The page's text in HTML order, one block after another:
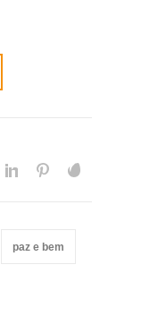
paz e bem